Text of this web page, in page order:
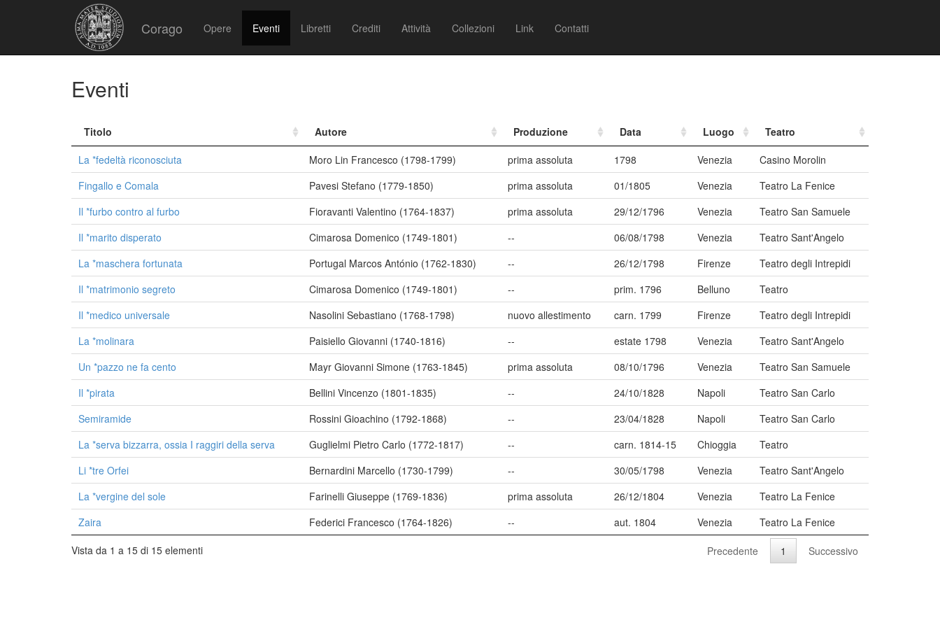
Corago Opere Eventi Libretti Crediti Attività Collezioni Link Contatti
Eventi
Titolo Autore Produzione Data Luogo
Teatro
La *fedeltà riconosciuta
Moro Lin Francesco (1798-1799) prima assoluta 1798 Venezia
Casino Morolin
Fingallo e Comala
Pavesi Stefano (1779-1850) prima assoluta 01/1805 Venezia
Teatro La Fenice
Il *furbo contro al furbo
Fioravanti Valentino (1764-1837) prima assoluta 29/12/1796 Venezia
Teatro San Samuele
Il *marito disperato
Cimarosa Domenico (1749-1801) -- 06/08/1798 Venezia
Teatro Sant'Angelo
La *maschera fortunata
Portugal Marcos António (1762-1830) -- 26/12/1798 Firenze
Teatro degli Intrepidi
Il *matrimonio segreto
Cimarosa Domenico (1749-1801) -- prim. 1796 Belluno
Teatro
Il *medico universale
Nasolini Sebastiano (1768-1798) nuovo allestimento carn. 1799 Firenze
Teatro degli Intrepidi
La *molinara
Paisiello Giovanni (1740-1816) -- estate 1798 Venezia
Teatro Sant'Angelo
Un *pazzo ne fa cento
Mayr Giovanni Simone (1763-1845) prima assoluta 08/10/1796 Venezia
Teatro San Samuele
Il *pirata
Bellini Vincenzo (1801-1835) -- 24/10/1828 Napoli
Teatro San Carlo
Semiramide
Rossini Gioachino (1792-1868) -- 23/04/1828 Napoli
Teatro San Carlo
La *serva bizzarra, ossia I raggiri della serva
Guglielmi Pietro Carlo (1772-1817) -- carn. 1814-15 Chioggia
Teatro
Li *tre Orfei
Bernardini Marcello (1730-1799) -- 30/05/1798 Venezia
Teatro Sant'Angelo
La *vergine del sole
Farinelli Giuseppe (1769-1836) prima assoluta 26/12/1804 Venezia
Teatro La Fenice
Zaira
Federici Francesco (1764-1826) -- aut. 1804 Venezia
Teatro La Fenice
Vista da 1 a 15 di 15 elementi
Precedente 1 Successivo